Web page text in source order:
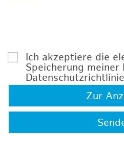
Ich akzeptiere die
Speicherung
Zur